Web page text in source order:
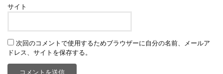
サイト
次回のコメントで使用するためブラウザーに自分の名前、メールア
ドレス、サイトを保存する。